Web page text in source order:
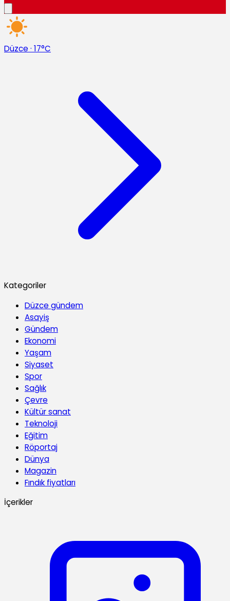
Düzce · 17°C
Kategoriler
Düzce gündem
Asayiş
Gündem
Ekonomi
Yaşam
Siyaset
Spor
Sağlık
Çevre
Kültür sanat
Teknoloji
Eğitim
Röportaj
Dünya
Magazin
Fındık fiyatları
İçerikler